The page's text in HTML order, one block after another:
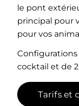
le pont
principal pour
pour vos
Configurations
cocktail et de
Tarifs et